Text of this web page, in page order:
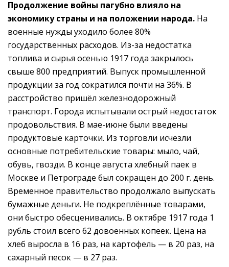
Продолжение войны пагубно влияло на
экономику страны и на положении народа. На
военные нужды уходило более 80%
государственных расходов. Из-за недостатка
топлива и сырья осенью 1917 года закрылось
свыше 800 предприятий. Выпуск промышленной
продукции за год сократился почти на 36%. В
расстройство пришёл железнодорожный
транспорт. Города испытывали острый недостаток
продовольствия. В мае-июне были введены
продуктовые карточки. Из торговли исчезли
основные потребительские товары: мыло, чай,
обувь, гвозди. В конце августа хлебный паек в
Москве и Петрограде был сокращен до 200 г. день.
Временное правительство продолжало выпускать
бумажные деньги. Не подкреплённые товарами,
они быстро обесценивались. В октябре 1917 года 1
рубль стоил всего 62 довоенных копеек. Цена на
хлеб выросла в 16 раз, на картофель — в 20 раз, на
сахарный песок — в 27 раз.